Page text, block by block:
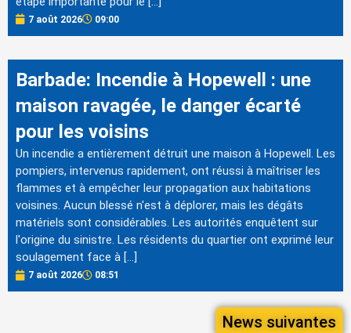
7 août 2026 09:00
Barbade: Incendie à Hopewell : une
maison ravagée, le danger écarté
pour les voisins
Un incendie a entièrement détruit une maison à Hopewell. Les
pompiers, intervenus rapidement, ont réussi à maîtriser les
flammes et à empêcher leur propagation aux habitations
voisines. Aucun blessé n'est à déplorer, mais les dégâts
matériels sont considérables. Les autorités enquêtent sur
l'origine du sinistre. Les résidents du quartier ont exprimé leur
soulagement face à […]
7 août 2026 08:51
News suivantes